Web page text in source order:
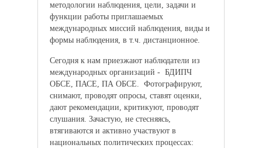
методологии наблюдения, цели, задачи и
функции работы приглашаемых
международных миссий наблюдения, виды и
формы наблюдения, в т.ч. дистанционное.
Сегодня к нам приезжают наблюдатели из
международных организаций - БДИПЧ
ОБСЕ, ПАСЕ, ПА ОБСЕ. Фотографируют,
снимают, проводят опросы, ставят оценки,
дают рекомендации, критикуют, проводят
слушания. Зачастую, не стесняясь,
втягиваются и активно участвуют в
национальных политических процессах: